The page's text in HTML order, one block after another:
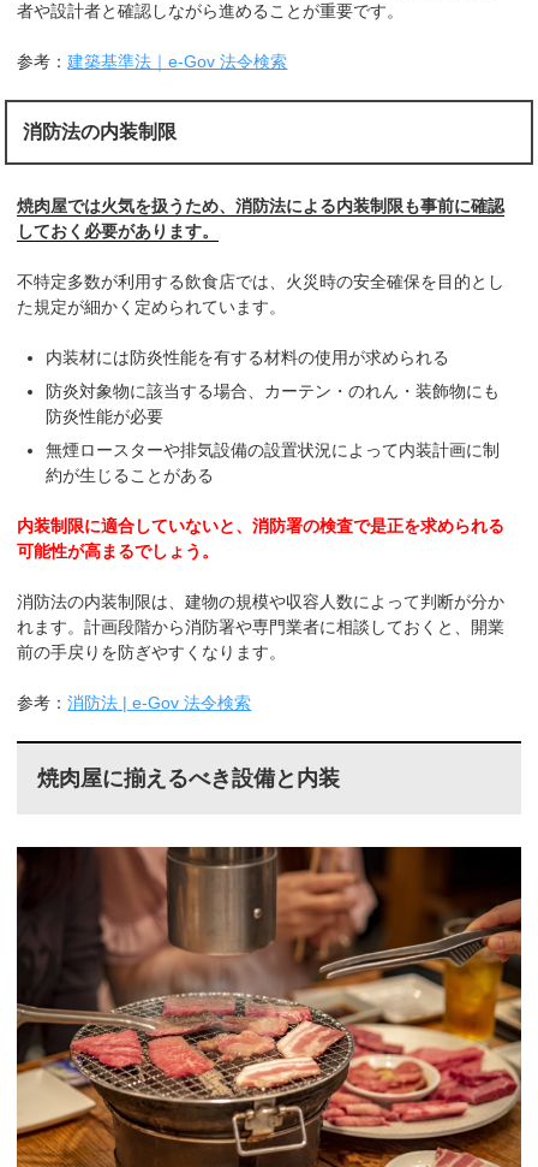
者や設計者と確認しながら進めることが重要です。
参考：建築基準法｜e-Gov 法令検索
消防法の内装制限
焼肉屋では火気を扱うため、消防法による内装制限も事前に確認
しておく必要があります。
不特定多数が利用する飲食店では、火災時の安全確保を目的とし
た規定が細かく定められています。
内装材には防炎性能を有する材料の使用が求められる
防炎対象物に該当する場合、カーテン・のれん・装飾物にも
防炎性能が必要
無煙ロースターや排気設備の設置状況によって内装計画に制
約が生じることがある
内装制限に適合していないと、消防署の検査で是正を求められる
可能性が高まるでしょう。
消防法の内装制限は、建物の規模や収容人数によって判断が分か
れます。計画段階から消防署や専門業者に相談しておくと、開業
前の手戻りを防ぎやすくなります。
参考：消防法 | e-Gov 法令検索
焼肉屋に揃えるべき設備と内装